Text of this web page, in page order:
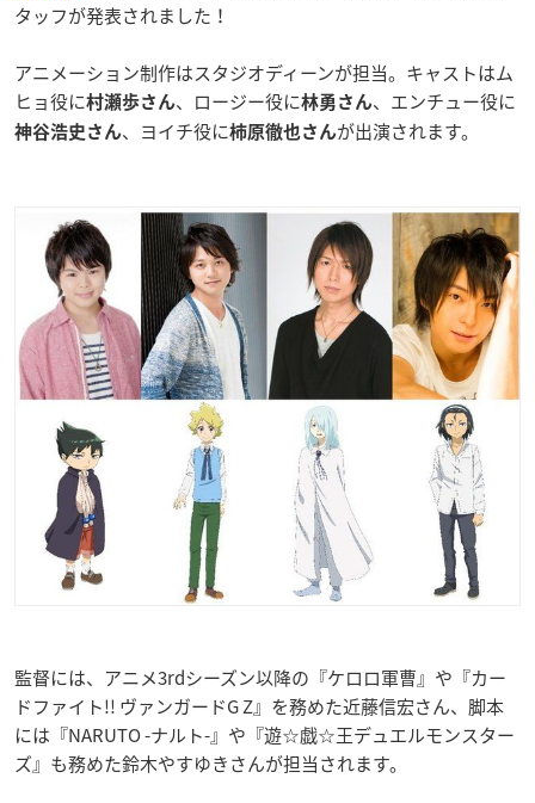
タッフが発表されました！
アニメーション制作はスタジオディーンが担当。キャストはム
ヒョ役に村瀬歩さん、ロージー役に林勇さん、エンチュー役に
神谷浩史さん、ヨイチ役に柿原徹也さんが出演されます。
監督には、アニメ3rdシーズン以降の『ケロロ軍曹』や『カー
ドファイト!! ヴァンガードG Z』を務めた近藤信宏さん、脚本
には『NARUTO -ナルト-』や『遊☆戯☆王デュエルモンスター
ズ』も務めた鈴木やすゆきさんが担当されます。